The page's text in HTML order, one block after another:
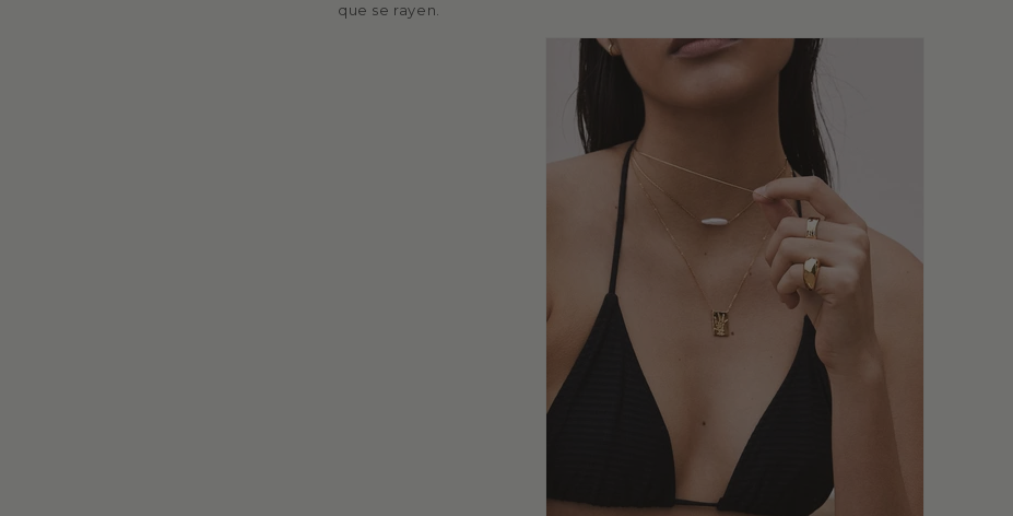
que se rayen.